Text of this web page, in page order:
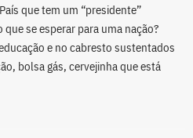
que tem um “presidente”
se esperar para uma nação?
e no cabresto sustentados
bolsa gás, cervejinha que está